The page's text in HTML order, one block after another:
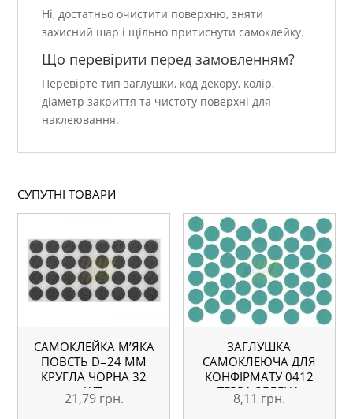
Ні, достатньо очистити поверхню, зняти
захисний шар і щільно притиснути самоклейку.
Що перевірити перед замовленням?
Перевірте тип заглушки, код декору, колір,
діаметр закриття та чистоту поверхні для
наклеювання.
СУПУТНІ ТОВАРИ
САМОКЛЕЙКА М’ЯКА
ПОВСТЬ D=24 ММ
КРУГЛА ЧОРНА 32
ШТ.
21,79 грн.
ЗАГЛУШКА
САМОКЛЕЮЧА ДЛЯ
КОНФІРМАТУ 0412
ТЕРРА ЗЕЛЕНА
8,11 грн.